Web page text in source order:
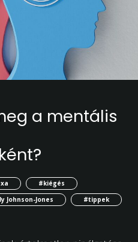
a mentális
#kiégés
Johnson-Jones
#tippek